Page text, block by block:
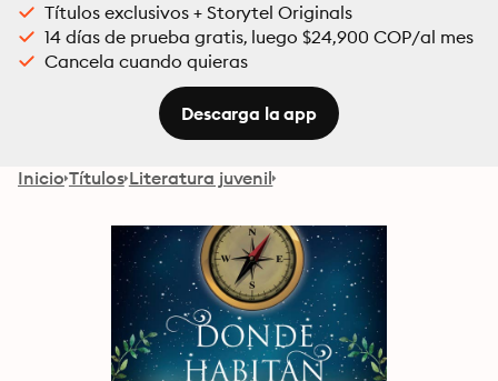
Títulos exclusivos + Storytel Originals
14 días de prueba gratis, luego $24,900 COP/al mes
Cancela cuando quieras
Descarga la app
Inicio Títulos Literatura juvenil